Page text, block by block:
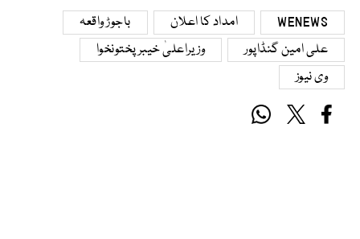
WENEWS امداد کا اعلان
باجوڑ واقعہ
علی امین گنڈاپور
وزیراعلیٰ خیبرپختونخوا
وی نیوز